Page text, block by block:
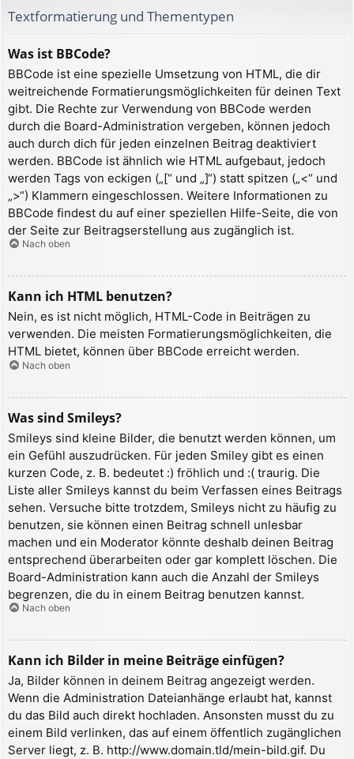
Textformatierung und Thementypen
Was ist BBCode?
BBCode ist eine spezielle Umsetzung von HTML, die dir
weitreichende Formatierungsmöglichkeiten für deinen Text
gibt. Die Rechte zur Verwendung von BBCode werden
durch die Board-Administration vergeben, können jedoch
auch durch dich für jeden einzelnen Beitrag deaktiviert
werden. BBCode ist ähnlich wie HTML aufgebaut, jedoch
werden Tags von eckigen („[“ und „]“) statt spitzen („<“ und
„>“) Klammern eingeschlossen. Weitere Informationen zu
BBCode findest du auf einer speziellen Hilfe-Seite, die von
der Seite zur Beitragserstellung aus zugänglich ist.
Nach oben
Kann ich HTML benutzen?
Nein, es ist nicht möglich, HTML-Code in Beiträgen zu
verwenden. Die meisten Formatierungsmöglichkeiten, die
HTML bietet, können über BBCode erreicht werden.
Nach oben
Was sind Smileys?
Smileys sind kleine Bilder, die benutzt werden können, um
ein Gefühl auszudrücken. Für jeden Smiley gibt es einen
kurzen Code, z. B. bedeutet :) fröhlich und :( traurig. Die
Liste aller Smileys kannst du beim Verfassen eines Beitrags
sehen. Versuche bitte trotzdem, Smileys nicht zu häufig zu
benutzen, sie können einen Beitrag schnell unlesbar
machen und ein Moderator könnte deshalb deinen Beitrag
entsprechend überarbeiten oder gar komplett löschen. Die
Board-Administration kann auch die Anzahl der Smileys
begrenzen, die du in einem Beitrag benutzen kannst.
Nach oben
Kann ich Bilder in meine Beiträge einfügen?
Ja, Bilder können in deinem Beitrag angezeigt werden.
Wenn die Administration Dateianhänge erlaubt hat, kannst
du das Bild auch direkt hochladen. Ansonsten musst du zu
einem Bild verlinken, das auf einem öffentlich zugänglichen
Server liegt, z. B. http://www.domain.tld/mein-bild.gif. Du